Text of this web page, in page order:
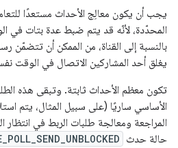
يجب أن يكون معالِج الأحداث مستعدًا
المحدّدة، لأنّه قد يتم ضبط عدة بتات في
بالنسبة إلى القناة، من الممكن أن تتضمّن
يغلق أحد المشاركين الاتصال في الوقت
تكون معظم الأحداث ثابتة. وتبقى هذه
الأساسي ساريًا (على سبيل المثال، يتم
المراجعة ومعالجة طلبات الربط في
حالة حدث